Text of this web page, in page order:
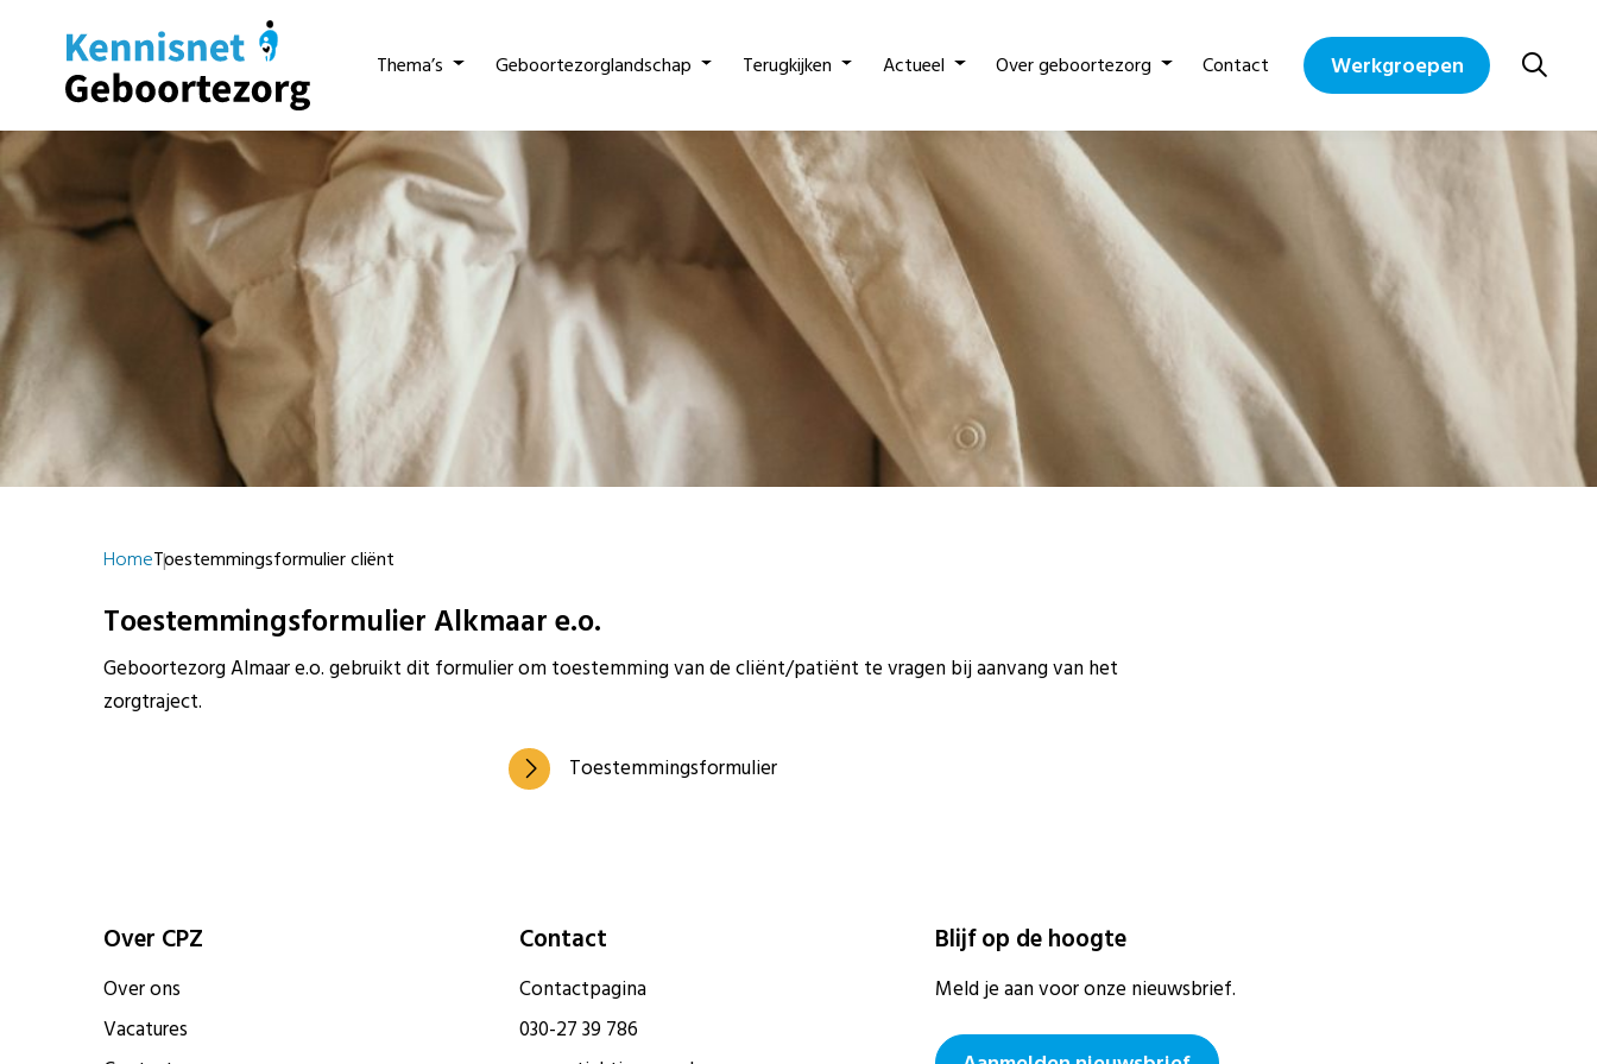
Thema’s Geboortezorglandschap Terugkijken Actueel Over geboortezorg Contact Werkgroepen
HomeToestemmingsformulier cliënt
Toestemmingsformulier Alkmaar e.o.
Geboortezorg Almaar e.o. gebruikt dit formulier om toestemming van de cliënt/patiënt te vragen bij aanvang van het
zorgtraject.
Toestemmingsformulier
Over CPZ
Over ons
Vacatures
Contact
Contactpagina
030-27 39 786
Blijf op de hoogte
Meld je aan voor onze nieuwsbrief.